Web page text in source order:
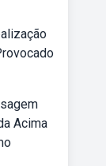
Acima